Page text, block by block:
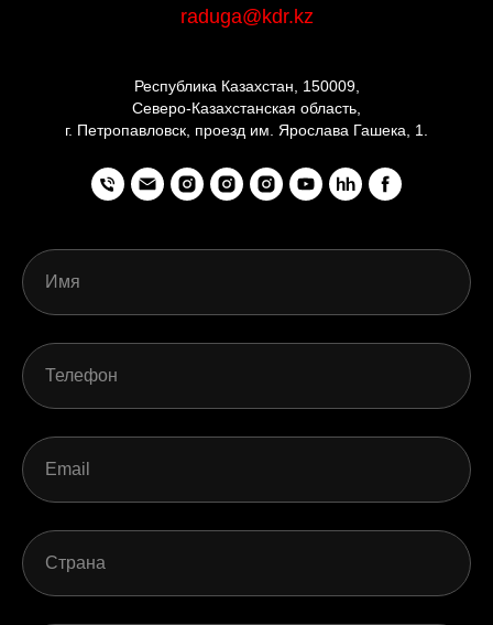
raduga@kdr.kz
Республика Казахстан, 150009,
Северо-Казахстанская область,
г. Петропавловск, проезд им. Ярослава Гашека, 1.